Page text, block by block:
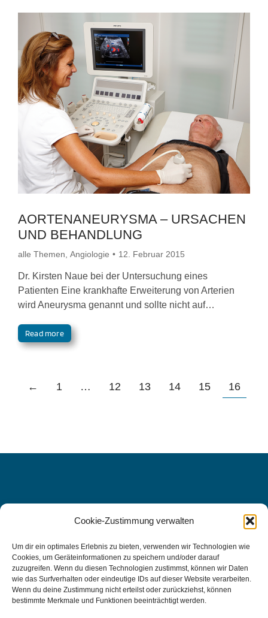
Cookie-Zustimmung verwalten
Um dir ein optimales Erlebnis zu bieten, verwenden wir Technologien wie
Cookies, um Geräteinformationen zu speichern und/oder darauf
zuzugreifen. Wenn du diesen Technologien zustimmst, können wir Daten
wie das Surfverhalten oder eindeutige IDs auf dieser Website verarbeiten.
Wenn du deine Zustimmung nicht erteilst oder zurückziehst, können
bestimmte Merkmale und Funktionen beeinträchtigt werden.
AORTENANEURYSMA – URSACHEN
UND BEHANDLUNG
alle Themen Angiologie 12. Februar 2015
Dr. Kirsten Naue bei der Untersuchung eines
Patienten Eine krankhafte Erweiterung von Arterien
wird Aneurysma genannt und sollte nicht auf…
Read more
← 1 … 12 13 14 15 16
WIR FREUEN UNS AUF SIE, DENN
IHRE
GESUNDHEIT LIEGT UNS AM
HERZEN.